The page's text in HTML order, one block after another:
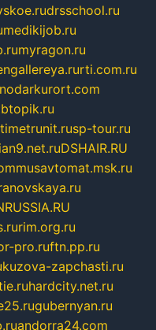
drsschool.ru
medikijob.ru
myragon.ru
rti.com.ru
sp-tour.ru
DSHAIR.RU
musavtomat.msk.ru
rim.org.ru
pro.ruftn.pp.ru
kuzova-zapchasti.ru
hardcity.net.ru
gubernyan.ru
andorra24.com